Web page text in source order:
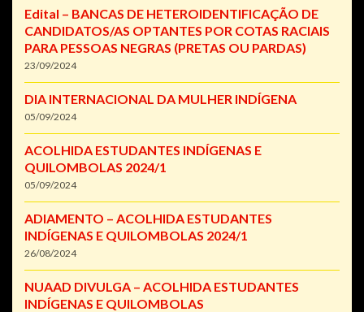
Edital – BANCAS DE HETEROIDENTIFICAÇÃO DE
CANDIDATOS/AS OPTANTES POR COTAS RACIAIS
PARA PESSOAS NEGRAS (PRETAS OU PARDAS)
23/09/2024
DIA INTERNACIONAL DA MULHER INDÍGENA
05/09/2024
ACOLHIDA ESTUDANTES INDÍGENAS E
QUILOMBOLAS 2024/1
05/09/2024
ADIAMENTO – ACOLHIDA ESTUDANTES
INDÍGENAS E QUILOMBOLAS 2024/1
26/08/2024
NUAAD DIVULGA – ACOLHIDA ESTUDANTES
INDÍGENAS E QUILOMBOLAS